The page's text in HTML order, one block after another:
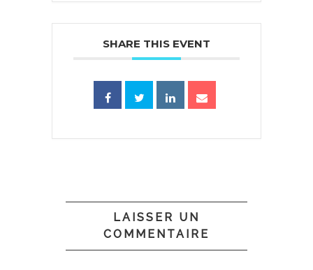
SHARE THIS EVENT
LAISSER UN
COMMENTAIRE